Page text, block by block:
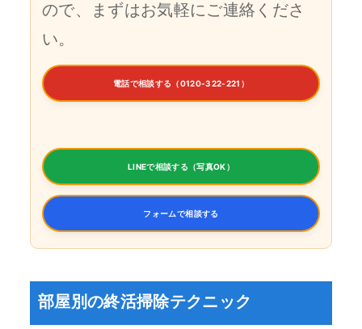
ので、まずはお気軽にご連絡くださ
い。
電話で相談する（0120-322-221）
LINEで相談する（写真OK）
フォームで相談する
部屋別の終活掃除テクニック